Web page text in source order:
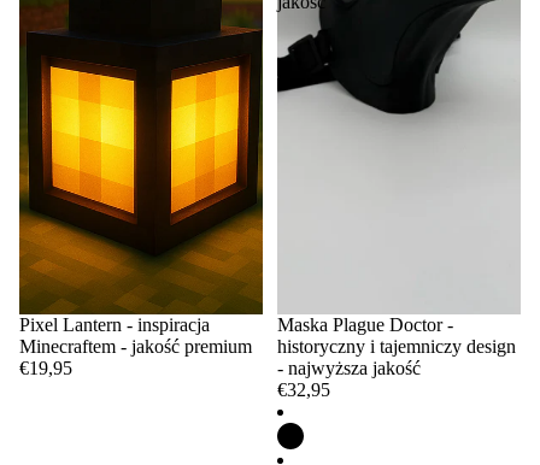
Pixel Lantern - inspiracja
Minecraftem - jakość premium
€19,95
Maska Plague Doctor -
historyczny i tajemniczy design
- najwyższa jakość
€32,95